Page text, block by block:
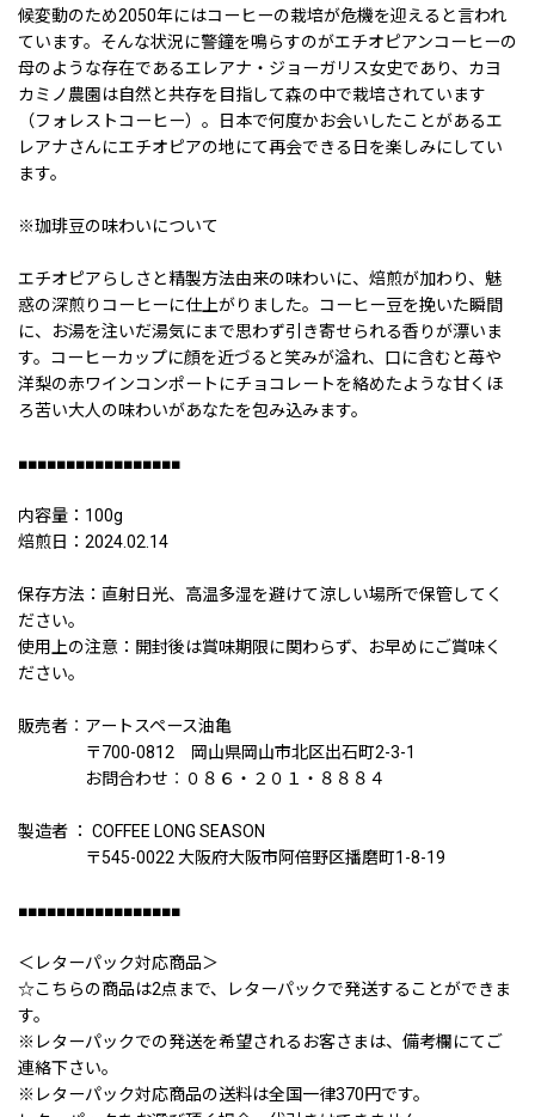
候変動のため2050年にはコーヒーの栽培が危機を迎えると言われ
ています。そんな状況に警鐘を鳴らすのがエチオピアンコーヒーの
母のような存在であるエレアナ・ジョーガリス女史であり、カヨ
カミノ農園は自然と共存を目指して森の中で栽培されています
（フォレストコーヒー）。日本で何度かお会いしたことがあるエ
レアナさんにエチオピアの地にて再会できる日を楽しみにしてい
ます。
※珈琲豆の味わいについて
エチオピアらしさと精製方法由来の味わいに、焙煎が加わり、魅
惑の深煎りコーヒーに仕上がりました。コーヒー豆を挽いた瞬間
に、お湯を注いだ湯気にまで思わず引き寄せられる香りが漂いま
す。コーヒーカップに顔を近づると笑みが溢れ、口に含むと苺や
洋梨の赤ワインコンポートにチョコレートを絡めたような甘くほ
ろ苦い大人の味わいがあなたを包み込みます。
■■■■■■■■■■■■■■■■■
内容量：100g
焙煎日：2024.02.14
保存方法：直射日光、高温多湿を避けて涼しい場所で保管してく
ださい。
使用上の注意：開封後は賞味期限に関わらず、お早めにご賞味く
ださい。
販売者︰アートスペース油亀
〒700-0812 岡山県岡山市北区出石町2-3-1
お問合わせ︰０８６・２０１・８８８４
製造者 ： COFFEE LONG SEASON
〒545-0022 大阪府大阪市阿倍野区播磨町1-8-19
■■■■■■■■■■■■■■■■■
＜レターパック対応商品＞
☆こちらの商品は2点まで、レターパックで発送することができま
す。
※レターパックでの発送を希望されるお客さまは、備考欄にてご
連絡下さい。
※レターパック対応商品の送料は全国一律370円です。